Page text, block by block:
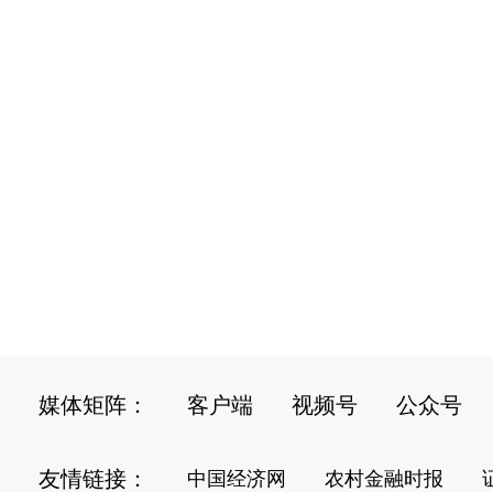
媒体矩阵： 客户端 视频号 公众号
友情链接： 中国经济网 农村金融时报